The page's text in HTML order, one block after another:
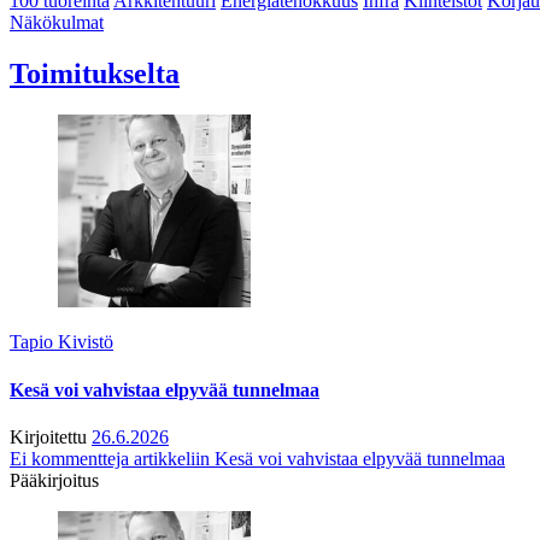
Näkökulmat
Toimitukselta
Tapio Kivistö
Kesä voi vahvistaa elpyvää tunnelmaa
Kirjoitettu 26.6.2026
Ei kommentteja artikkeliin Kesä voi vahvistaa elpyvää tunnelmaa
Pääkirjoitus